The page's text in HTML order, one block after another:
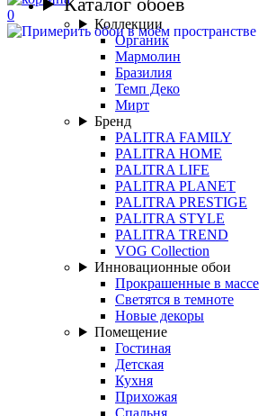
0
Коллекции
Органик
Мармолин
Бразилия
Темп Деко
Мирт
Бренд
PALITRA FAMILY
PALITRA HOME
PALITRA LIFE
PALITRA PLANET
PALITRA PRESTIGE
PALITRA STYLE
PALITRA TREND
VOG Collection
Инновационные обои
Прокрашенные в массе
Светятся в темноте
Новые декоры
Помещение
Гостиная
Детская
Кухня
Прихожая
Спальня